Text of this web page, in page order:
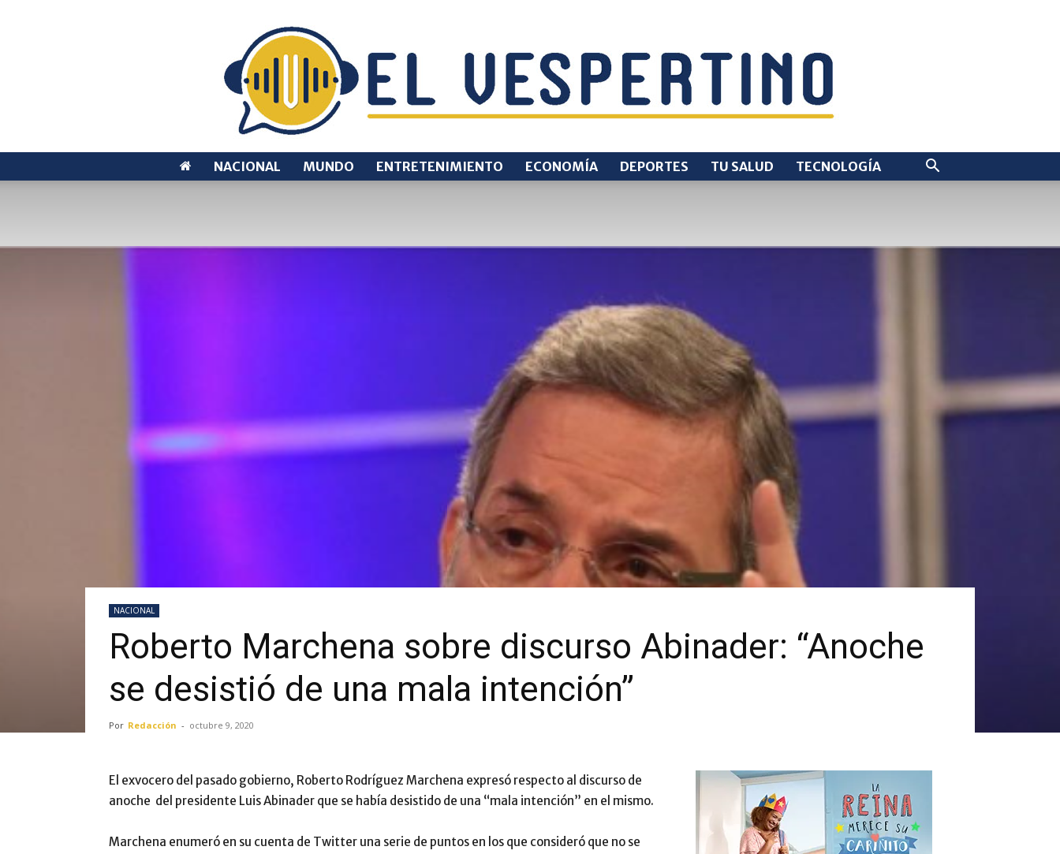
VESPERTINO
NACIONAL MUNDO ENTRETENIMIENTO ECONOMÍA DEPORTES TU SALUD TECNOLOGÍA
NACIONAL
Roberto Marchena sobre discurso Abinader: “Anoche
se desistió de una mala intención”
Por Redacción - octubre 9, 2020
El exvocero del pasado gobierno, Roberto Rodríguez Marchena expresó respecto al discurso de
anoche del presidente Luis Abinader que se había desistido de una “mala intención” en el mismo.
Marchena enumeró en su cuenta de Twitter una serie de puntos en los que consideró que no se